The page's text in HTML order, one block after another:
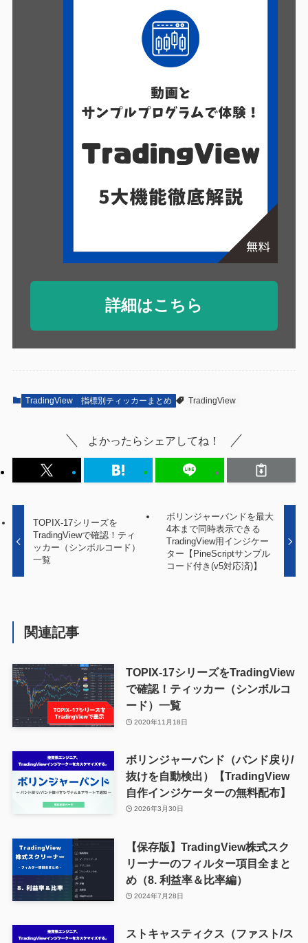
詳細はこちら
TradingView 指標別ティッカーまとめ TradingView
よかったらシェアしてね！
TOPIX-17シリーズを
TradingViewで確認！ティ
ッカー（シンボルコード）
一覧
ボリンジャーバンドを最大
4本まで同時表示できる
TradingView用インジケー
ター【PineScriptサンプル
コード付き(v5対応済)】
関連記事
TOPIX-17シリーズをTradingView
で確認！ティッカー（シンボルコ
ード）一覧
2020年11月18日
ボリンジャーバンド（バンド戻り/
抜けを自動検出）【TradingView
自作インジケーターの無料配布】
2026年3月30日
【保存版】TradingView株式スク
リーナーのフィルター項目全まと
め（8. 利益率＆比率編）
2024年7月28日
ストキャスティクス（ファスト/ス